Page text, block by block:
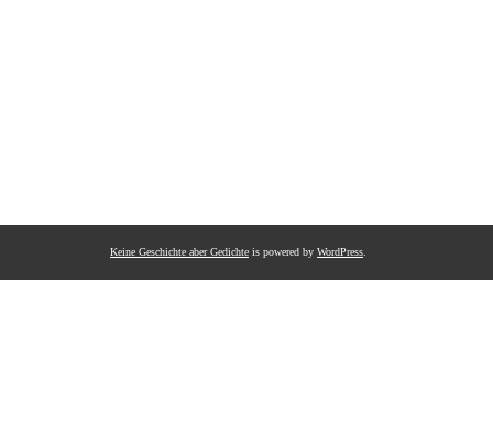
Keine Geschichte aber Gedichte is powered by WordPress